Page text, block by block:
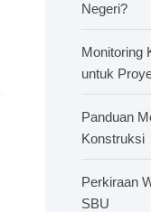
Negeri?
Monitoring
untuk
Panduan
Konstruksi
Perkiraan
SBU